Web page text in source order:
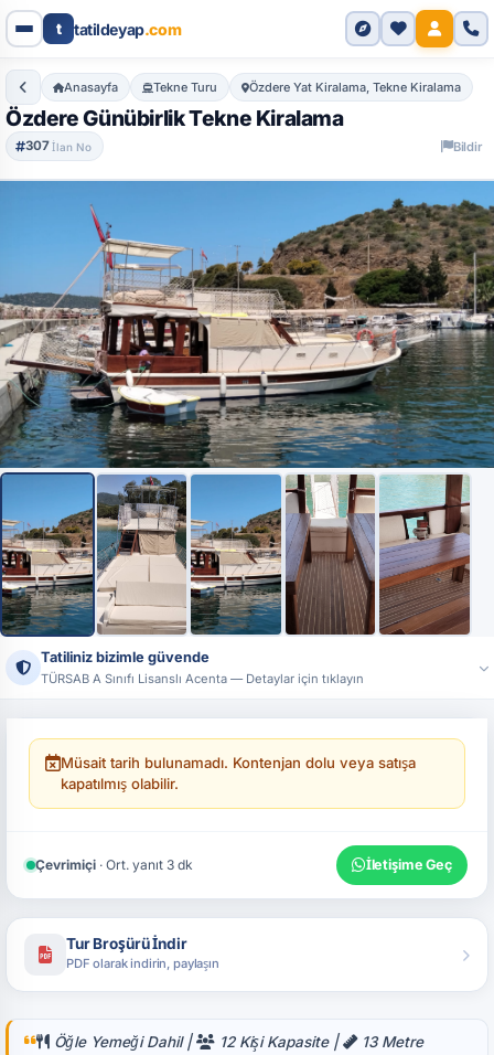
t tatildeyap.com
Anasayfa Tekne Turu Özdere Yat Kiralama, Tekne Kiralama
Özdere Günübirlik Tekne Kiralama
307 İlan No Bildir
Tatiliniz bizimle güvende
TÜRSAB A Sınıfı Lisanslı Acenta — Detaylar için tıklayın
Ünvan:Tatildeyap Turizm Seyahat Acentası
Lisans No:17444 — T.C. Kültür ve Turizm Bakanlığı, A Sınıfı
Resmi sistemler üzerinden acenta bilgilerimizi doğrulayabilirsiniz.
Genel Bakış Dahil Olanlar
Öğle Yemeği Dahil | 12 Kişi Kapasite | 13 Metre
Müsait tarih bulunamadı. Kontenjan dolu veya satışa
kapatılmış olabilir.
Çevrimiçi · Ort. yanıt 3 dk İletişime Geç
Tur Broşürü İndir
PDF olarak indirin, paylaşın